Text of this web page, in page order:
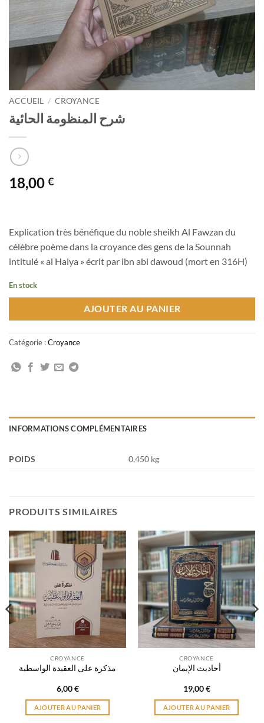
ACCUEIL / CROYANCE
شرح المنظومة الحائية
18,00 €
Explication très bénéfique du noble sheikh Al Fawzan du
célèbre poème dans la croyance des gens de la Sounnah
intitulé « al Haiya » écrit par ibn abi dawoud (mort en 316H)
En stock
AJOUTER AU PANIER
Catégorie :Croyance
INFORMATIONS COMPLÉMENTAIRES
POIDS 0,450 kg
PRODUITS SIMILAIRES
CROYANCE
مذكرة على العقيدة الواسطية
6,00€
AJOUTER AU PANIER
CROYANCE
أحاديث الإيمان
19,00€
AJOUTER AU PANIER